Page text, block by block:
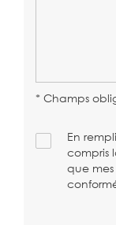
* Champs
En
compris
que mes